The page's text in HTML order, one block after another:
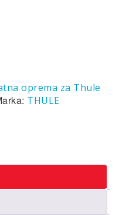
oprema za Thule
THULE